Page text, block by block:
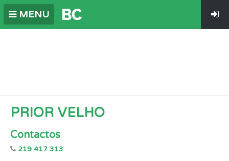
MENU
PRIOR VELHO
Contactos
219 417 313